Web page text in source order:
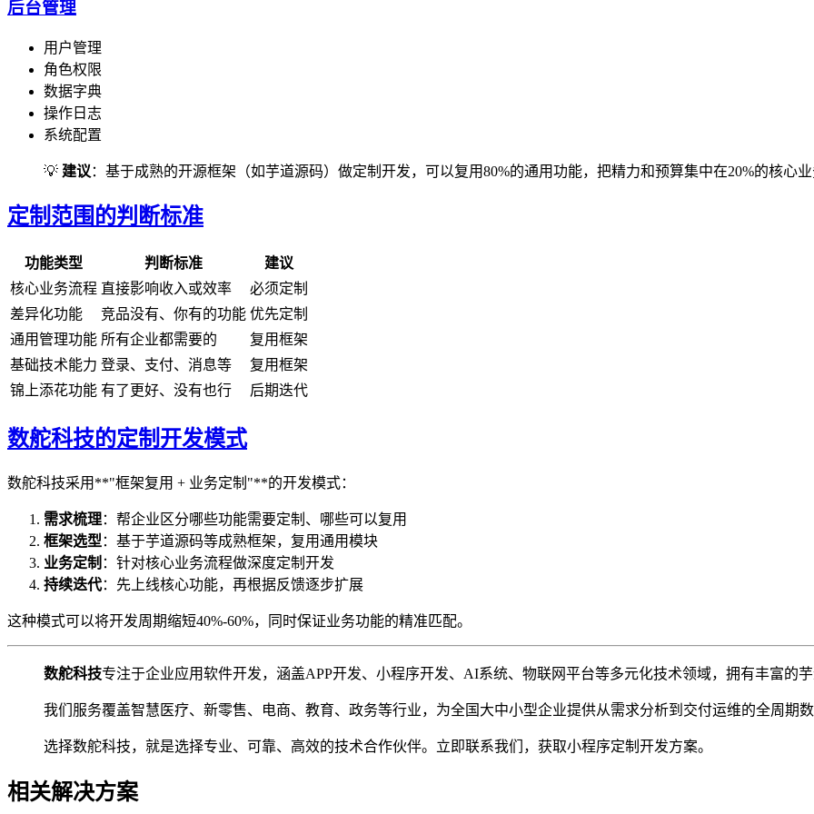
后台管理
用户管理
角色权限
数据字典
操作日志
系统配置
💡 建议 ：基于成熟的开源框架（如芋道源码）做定制开发，可以复用80%的通用功能，把精力和预算集中在20%的核心业
定制范围的判断标准
功能类型 判断标准
建议
核心业务流程 直接影响收入或效率
必须定制
差异化功能
竞品没有、你有的功能 优先定制
通用管理功能 所有企业都需要的
复用框架
基础技术能力 登录、支付、消息等
复用框架
锦上添花功能 有了更好、没有也行 后期迭代
数舵科技的定制开发模式
数舵科技采用**"框架复用 + 业务定制"**的开发模式：
需求梳理：帮企业区分哪些功能需要定制、哪些可以复用
框架选型 ：基于芋道源码等成熟框架，复用通用模块
业务定制 ：针对核心业务流程做深度定制开发
持续迭代：先上线核心功能，再根据反馈逐步扩展
这种模式可以将开发周期缩短40%-60%，同时保证业务功能的精准匹配。
数舵科技专注于企业应用软件开发，涵盖APP开发、小程序开发、AI系统、物联网平台等多元化技术领域，拥有丰富的芋
我们服务覆盖智慧医疗、新零售、电商、教育、政务等行业，为全国大中小型企业提供从需求分析到交付运维的全周期数
选择数舵科技，就是选择专业、可靠、高效的技术合作伙伴。立即联系我们，获取小程序定制开发方案。
相关解决方案